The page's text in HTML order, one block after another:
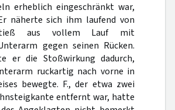
erheblich eingeschränkt war,
näherte sich ihm laufend von
aus vollem Lauf mit
gegen seinen Rücken.
er die Stoßwirkung dadurch,
ruckartig nach vorne in
bewegte. F., der etwa zwei
entfernt war, hatte